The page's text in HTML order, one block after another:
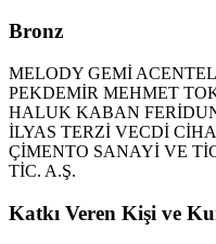
Bronz
MELODY GEMİ
PEKDEMİR MEHMET
HALUK KABAN
İLYAS TERZİ VECDİ
ÇİMENTO SANAYİ VE
TİC. A.Ş.
Katkı Veren Kişi ve